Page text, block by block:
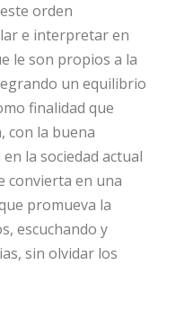
orden
e interpretar en
le son propios a la
un equilibrio
finalidad que
con la buena
la sociedad actual
convierta en una
promueva la
escuchando y
sin olvidar los